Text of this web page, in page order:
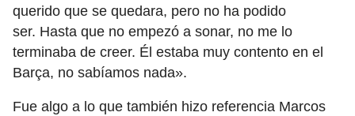
querido que se quedara, pero no ha podido
ser. Hasta que no empezó a sonar, no me lo
terminaba de creer. Él estaba muy contento en el
Barça, no sabíamos nada».
Fue algo a lo que también hizo referencia Marcos